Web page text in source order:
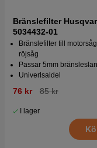
Tryck här för
Tryck här för
Tryck här för
Bränslefilter
5034432-01
Bränslefilter till
röjsåg
Passar 5mm
Univerlsaldel
76 kr 85 kr
I lager